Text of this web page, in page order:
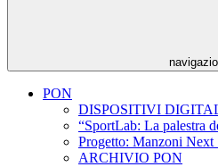
PON
DISPOSITIVI
“SportLab: La palestra
Progetto: Manzoni Next
ARCHIVIO PON